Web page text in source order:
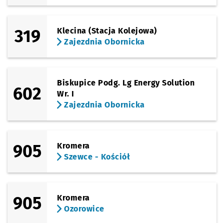
319
Klecina (Stacja Kolejowa)
Zajezdnia Obornicka
602
Biskupice Podg. Lg Energy Solution
Wr. I
Zajezdnia Obornicka
905
Kromera
Szewce - Kościół
905
Kromera
Ozorowice